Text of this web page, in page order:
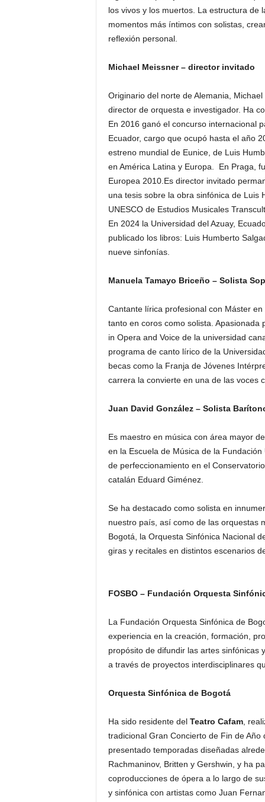
los vivos y los muertos. La estructura de
momentos más íntimos con solistas,
reflexión personal.
Michael Meissner – director invitado
Originario del norte de Alemania,
director de orquesta e investigador. Ha
En 2016 ganó el concurso internacional
Ecuador, cargo que ocupó hasta el año
estreno mundial de Eunice, de Luis
en América Latina y Europa. En Praga,
Europea 2010.Es director invitado
una tesis sobre la obra sinfónica de Luis
UNESCO de Estudios Musicales
En 2024 la Universidad del Azuay,
publicado los libros: Luis Humberto
nueve sinfonías.
Manuela Tamayo Briceño – Solista
Cantante lírica profesional con Máster
tanto en coros como solista.
in Opera and Voice de la universidad
programa de canto lírico de la
becas como la Franja de Jóvenes
carrera la convierte en una de las voces
Juan David González – Solista
Es maestro en música con área mayor
en la Escuela de Música de la
de perfeccionamiento en el
catalán Eduard Giménez.
Se ha destacado como solista en
nuestro país, así como de las orquestas
Bogotá, la Orquesta Sinfónica Nacional
giras y recitales en distintos escenarios
FOSBO – Fundación Orquesta
La Fundación Orquesta Sinfónica de
experiencia en la creación, formación,
propósito de difundir las artes sinfónicas
a través de proyectos interdisciplinares
Orquesta Sinfónica de Bogotá
Ha sido residente del Teatro Cafam,
tradicional Gran Concierto de Fin de
presentado temporadas diseñadas
Rachmaninov, Britten y Gershwin, y ha
coproducciones de ópera a lo largo de
y sinfónica con artistas como Juan